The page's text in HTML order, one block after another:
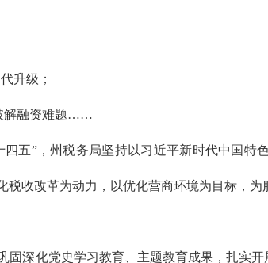
升级；
解融资难题……
”，州税务局坚持以习近平新时代中国特
收改革为动力，以优化营商环境为目标，为
化党史学习教育、主题教育成果，扎实开